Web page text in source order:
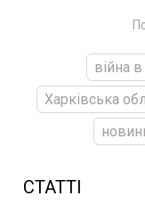
війна в
Харківська
СТАТТІ